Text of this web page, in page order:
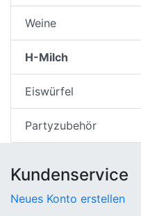
Weine
H-Milch
Eiswürfel
Partyzubehör
Kundenservice
Neues Konto erstellen